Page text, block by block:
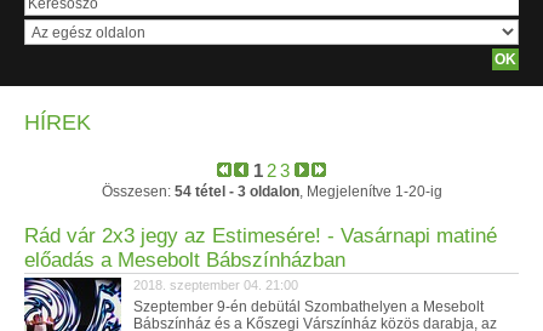
HÍREK
1 23
Összesen: 54 tétel - 3 oldalon, Megjelenítve 1-20-ig
Rád vár 2x3 jegy az Estimesére! - Vasárnapi matiné
előadás a Mesebolt Bábszínházban
2018. szeptember 04. 21:00
Szeptember 9-én debütál Szombathelyen a Mesebolt
Bábszínház és a Kőszegi Várszínház közös darabja, az